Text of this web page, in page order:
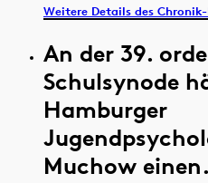
Weitere Details des
An der 39.
Schulsynode
Hamburger
Muchow